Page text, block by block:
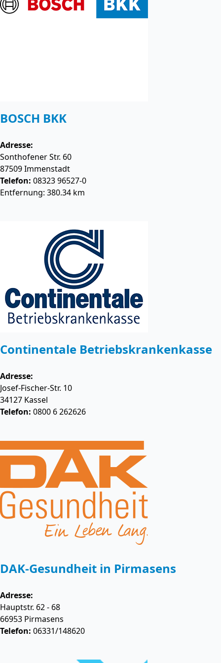
BOSCH BKK
Adresse:
Sonthofener Str. 60
87509Immenstadt
Telefon: 08323 96527-0
Entfernung: 380.34 km
Continentale Betriebskrankenkasse
Adresse:
Josef-Fischer-Str. 10
34127 Kassel
Telefon: 0800 6 262626
DAK-Gesundheit in Pirmasens
Adresse:
Hauptstr. 62 - 68
66953 Pirmasens
Telefon: 06331/148620